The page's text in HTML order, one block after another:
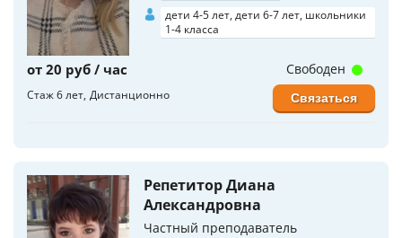
дети 4-5 лет, дети 6-7 лет, школьники
1-4 класса
от 20 руб / час
Стаж 6 лет Дистанционно
Свободен
Связаться
Репетитор Диана
Александровна
Частный преподаватель